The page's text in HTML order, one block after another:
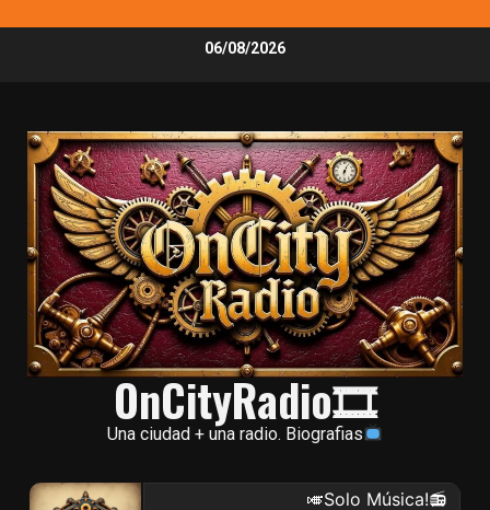
06/08/2026
OnCityRadio🎞
Una ciudad + una radio. Biografias